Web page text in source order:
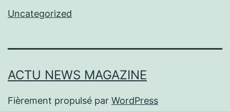
Uncategorized
ACTU NEWS MAGAZINE
Fièrement propulsé par WordPress